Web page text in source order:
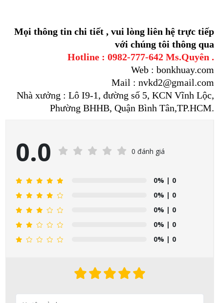
Mọi thông tin chi tiết , vui lòng liên hệ trực tiếp
với chúng tôi thông qua
Hotline : 0982-777-642 Ms.Quyên .
Web : bonkhuay.com
Mail : nvkd2@gmail.com
Nhà xưởng : Lô I9-1, đường số 5, KCN Vĩnh Lộc,
Phường BHHB, Quận Bình Tân,TP.HCM.
0.0 0 đánh giá
0% | 0
0% | 0
0% | 0
0% | 0
0% | 0